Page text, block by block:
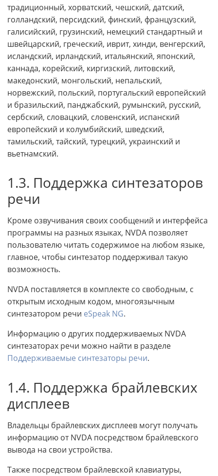
традиционный, хорватский, чешский, датский,
голландский, персидский, финский, французский,
галисийский, грузинский, немецкий стандартный и
швейцарский, греческий, иврит, хинди, венгерский,
исландский, ирландский, итальянский, японский,
каннада, корейский, киргизский, литовский,
македонский, монгольский, непальский,
норвежский, польский, португальский европейский
и бразильский, панджабский, румынский, русский,
сербский, словацкий, словенский, испанский
европейский и колумбийский, шведский,
тамильский, тайский, турецкий, украинский и
вьетнамский.
1.3. Поддержка синтезаторов
речи
Кроме озвучивания своих сообщений и интерфейса
программы на разных языках, NVDA позволяет
пользователю читать содержимое на любом языке,
главное, чтобы синтезатор поддерживал такую
возможность.
NVDA поставляется в комплекте со свободным, с
открытым исходным кодом, многоязычным
синтезатором речи eSpeak NG.
Информацию о других поддерживаемых NVDA
синтезаторах речи можно найти в разделе
Поддерживаемые синтезаторы речи.
1.4. Поддержка брайлевских
дисплеев
Владельцы брайлевских дисплеев могут получать
информацию от NVDA посредством брайлевского
вывода на свои устройства.
Также посредством брайлевской клавиатуры,